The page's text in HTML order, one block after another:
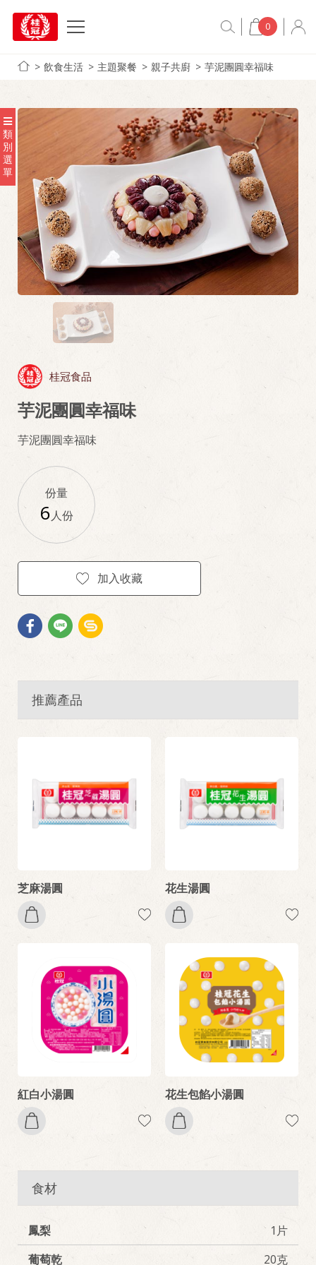
0
飲食生活 主題聚餐 親子共廚 芋泥團圓幸福味
類
別
選
單
桂冠食品
芋泥團圓幸福味
芋泥團圓幸福味
份量
6人份
加入收藏
推薦產品
芝麻湯圓 花生湯圓
紅白小湯圓 花生包餡小湯圓
食材
鳳梨
1片
葡萄乾
20克